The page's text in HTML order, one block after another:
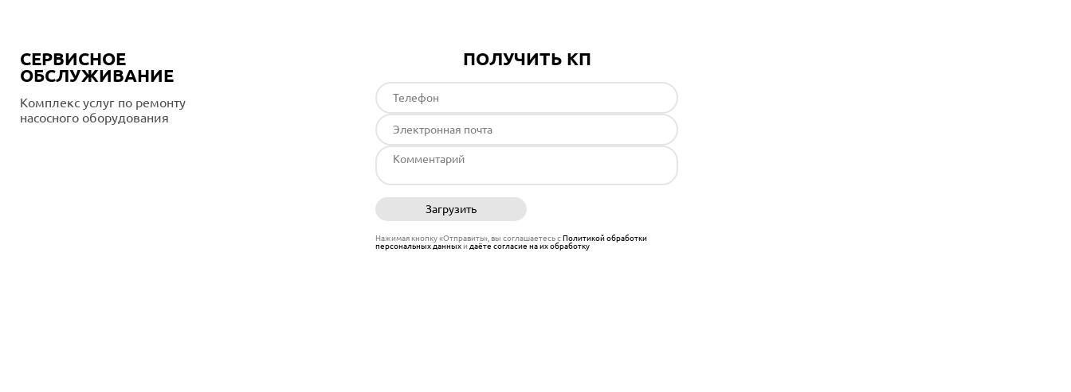
СЕРВИСНОЕ
ОБСЛУЖИВАНИЕ
Комплекс услуг по ремонту
насосного оборудования
ПОЛУЧИТЬ КП
Загрузить
Нажимая кнопку «Отправить», вы соглашаетесь сПолитикой обработки
персональных данныхи даёте согласие на их обработку